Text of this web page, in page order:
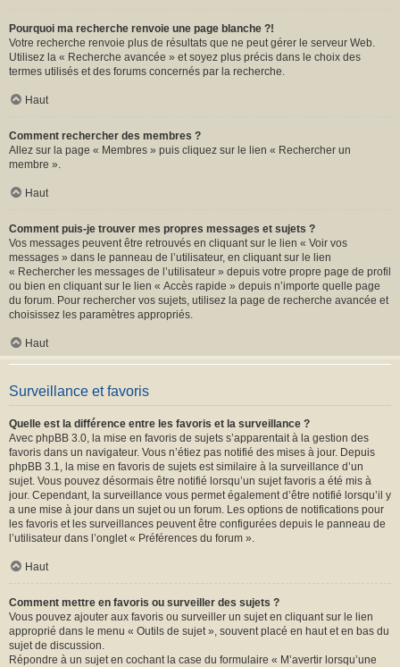
Pourquoi ma recherche renvoie une page blanche ?!
Votre recherche renvoie plus de résultats que ne peut gérer le serveur Web.
Utilisez la « Recherche avancée » et soyez plus précis dans le choix des
termes utilisés et des forums concernés par la recherche.
Haut
Comment rechercher des membres ?
Allez sur la page « Membres » puis cliquez sur le lien « Rechercher un
membre ».
Haut
Comment puis-je trouver mes propres messages et sujets ?
Vos messages peuvent être retrouvés en cliquant sur le lien « Voir vos
messages » dans le panneau de l’utilisateur, en cliquant sur le lien
« Rechercher les messages de l’utilisateur » depuis votre propre page de profil
ou bien en cliquant sur le lien « Accès rapide » depuis n’importe quelle page
du forum. Pour rechercher vos sujets, utilisez la page de recherche avancée et
choisissez les paramètres appropriés.
Haut
Surveillance et favoris
Quelle est la différence entre les favoris et la surveillance ?
Avec phpBB 3.0, la mise en favoris de sujets s’apparentait à la gestion des
favoris dans un navigateur. Vous n’étiez pas notifié des mises à jour. Depuis
phpBB 3.1, la mise en favoris de sujets est similaire à la surveillance d’un
sujet. Vous pouvez désormais être notifié lorsqu’un sujet favoris a été mis à
jour. Cependant, la surveillance vous permet également d’être notifié lorsqu’il y
a une mise à jour dans un sujet ou un forum. Les options de notifications pour
les favoris et les surveillances peuvent être configurées depuis le panneau de
l’utilisateur dans l’onglet « Préférences du forum ».
Haut
Comment mettre en favoris ou surveiller des sujets ?
Vous pouvez ajouter aux favoris ou surveiller un sujet en cliquant sur le lien
approprié dans le menu « Outils de sujet », souvent placé en haut et en bas du
sujet de discussion.
Répondre à un sujet en cochant la case du formulaire « M’avertir lorsqu’une